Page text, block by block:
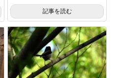
記事を読む